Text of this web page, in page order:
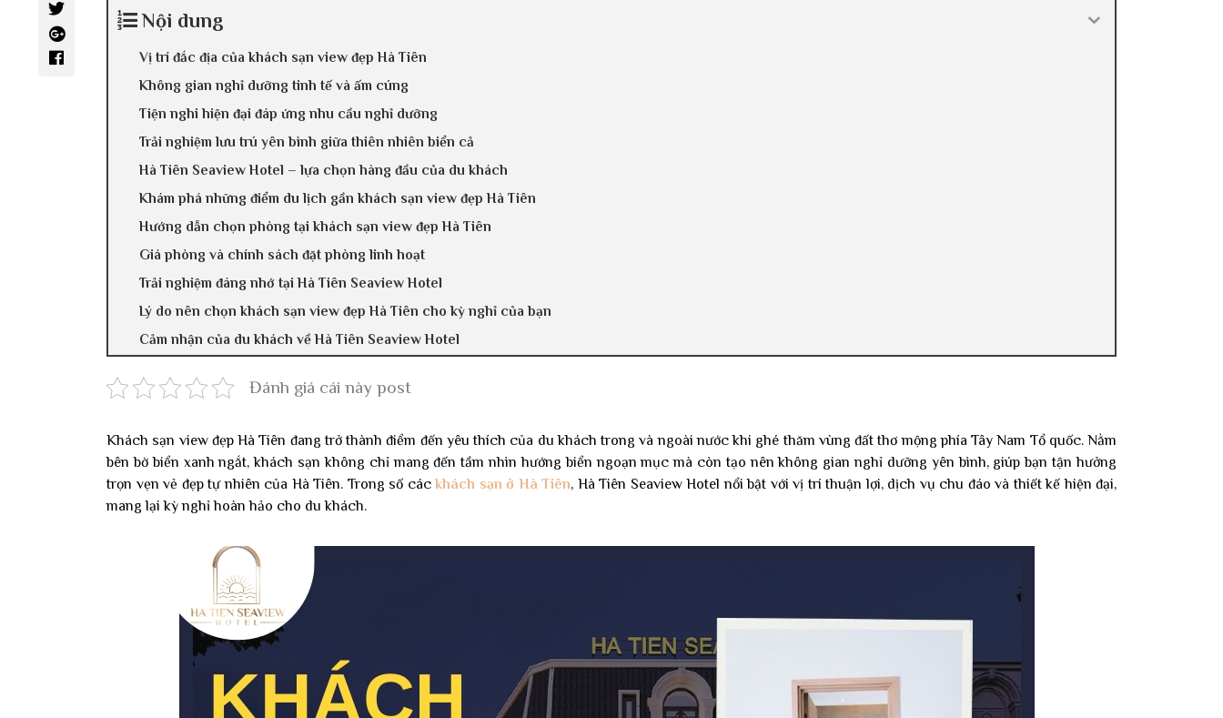
Nội dung
Vị trí đắc địa của khách sạn view đẹp Hà Tiên
Không gian nghỉ dưỡng tinh tế và ấm cúng
Tiện nghi hiện đại đáp ứng nhu cầu nghỉ dưỡng
Trải nghiệm lưu trú yên bình giữa thiên nhiên biển cả
Hà Tiên Seaview Hotel – lựa chọn hàng đầu của du khách
Khám phá những điểm du lịch gần khách sạn view đẹp Hà Tiên
Hướng dẫn chọn phòng tại khách sạn view đẹp Hà Tiên
Giá phòng và chính sách đặt phòng linh hoạt
Trải nghiệm đáng nhớ tại Hà Tiên Seaview Hotel
Lý do nên chọn khách sạn view đẹp Hà Tiên cho kỳ nghỉ của bạn
Cảm nhận của du khách về Hà Tiên Seaview Hotel
Đánh giá cái này post
Khách sạn view đẹp Hà Tiên đang trở thành điểm đến yêu thích của du khách trong và ngoài nước khi ghé thăm vùng đất thơ mộng phía Tây Nam Tổ quốc. Nằm
bên bờ biển xanh ngắt, khách sạn không chỉ mang đến tầm nhìn hướng biển ngoạn mục mà còn tạo nên không gian nghỉ dưỡng yên bình, giúp bạn tận hưởng
trọn vẹn vẻ đẹp tự nhiên của Hà Tiên. Trong số các khách sạn ở Hà Tiên, Hà Tiên Seaview Hotel nổi bật với vị trí thuận lợi, dịch vụ chu đáo và thiết kế hiện đại,
mang lại kỳ nghỉ hoàn hảo cho du khách.